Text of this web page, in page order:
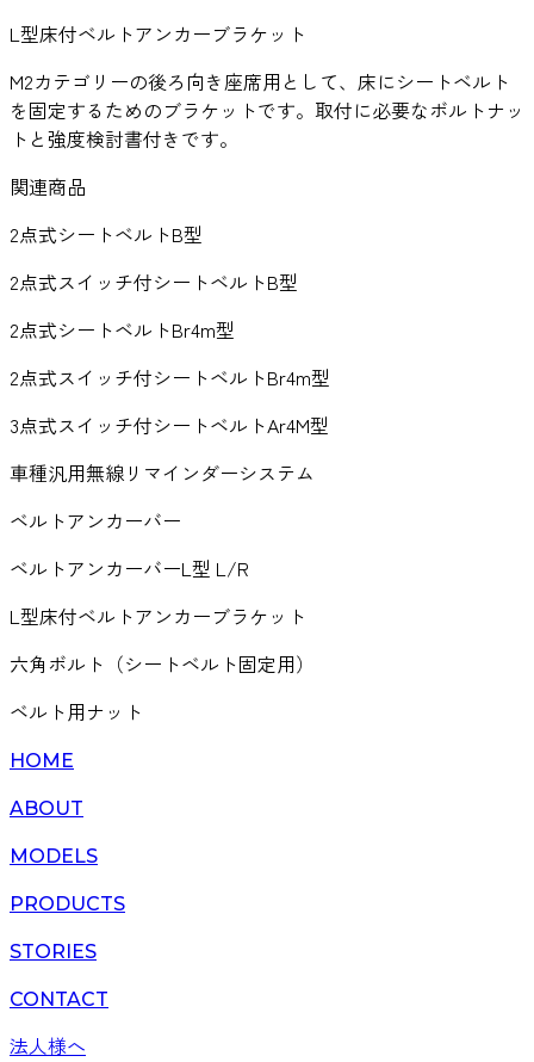
L型床付ベルトアンカーブラケット
M2カテゴリーの後ろ向き座席用として、床にシートベルト
を固定するためのブラケットです。取付に必要なボルトナッ
トと強度検討書付きです。
関連商品
2点式シートベルトB型
2点式スイッチ付シートベルトB型
2点式シートベルトBr4m型
2点式スイッチ付シートベルトBr4m型
3点式スイッチ付シートベルトAr4M型
車種汎用無線リマインダーシステム
ベルトアンカーバー
ベルトアンカーバーL型 L/R
L型床付ベルトアンカーブラケット
六角ボルト（シートベルト固定用）
ベルト用ナット
HOME
ABOUT
MODELS
PRODUCTS
STORIES
CONTACT
法人様へ